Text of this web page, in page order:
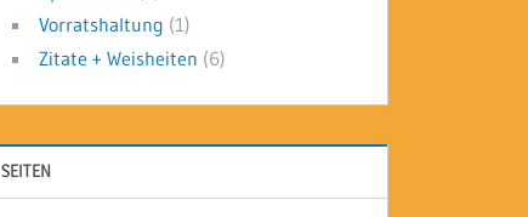
Vorratshaltung (1)
Zitate + Weisheiten (6)
SEITEN